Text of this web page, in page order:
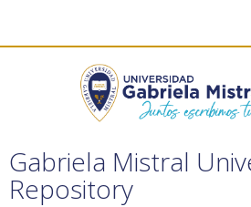
Gabriela Mistral
Repository